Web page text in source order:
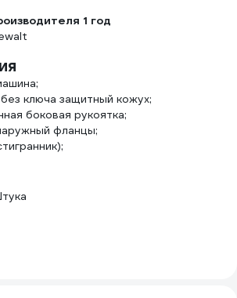
1 год
ключа защитный кожух;
боковая рукоятка;
фланцы;